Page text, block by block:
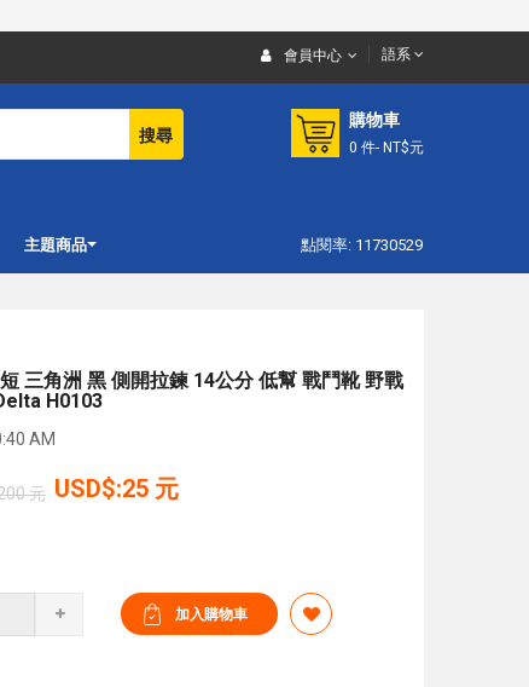
會員中心 語系
搜尋
購物車
0 件- NT$元
主題商品 點閱率: 11730529
短 三角洲 黑 側開拉鍊 14公分 低幫 戰鬥靴 野戰
H0103
AM
元 USD$:25 元